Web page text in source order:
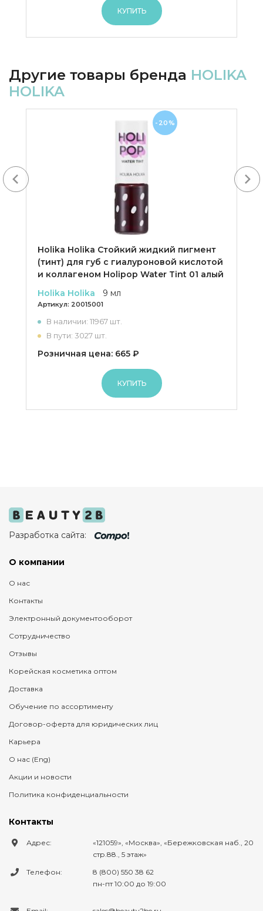
КУПИТЬ
Другие товары бренда HOLIKA
HOLIKA
Holika Holika Cтойкий жидкий пигмент
(тинт) для губ с гиалуроновой кислотой
и коллагеном Holipop Water Tint 01 алый
Holika Holika
9 мл
Артикул: 20015001
В наличии: 11967 шт.
В пути: 3027 шт.
Розничная цена: 665 ₽
КУПИТЬ
-20%
Разработка сайта:
О компании
О нас
Контакты
Электронный документооборот
Сотрудничество
Отзывы
Корейская косметика оптом
Доставка
Обучение по ассортименту
Договор-оферта для юридических лиц
Карьера
О нас (Eng)
Акции и новости
Политика конфиденциальности
Контакты
Адрес: 121059 , Москва ,
Бережковская наб., 20
стр.88., 5 этаж
Телефон:
8 (800) 550 38 62
пн-пт 10:00 до 19:00